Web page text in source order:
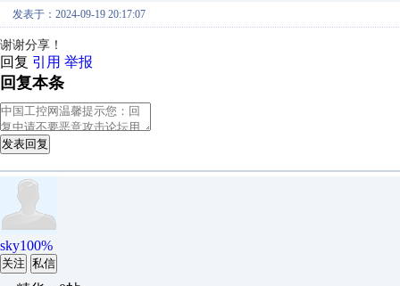
发表于：2024-09-19 20:17:07
谢谢分享！
回复 引用 举报
回复本条
发表回复
sky100%
关注 私信